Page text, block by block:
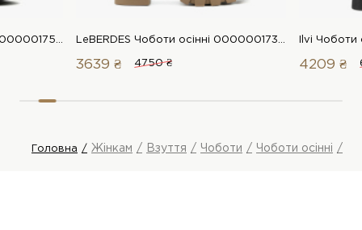
LeBERDES Чоботи осінні 00000017570 1 Магазин взуття “Favorite Shoes” LeBERDES Чоботи осінні 00000017380 1 Магазин взуття “Favorite Shoes”
3639 ₴ 4750 ₴ 4209 ₴
Головна Жінкам Взуття Чоботи Чоботи осінні